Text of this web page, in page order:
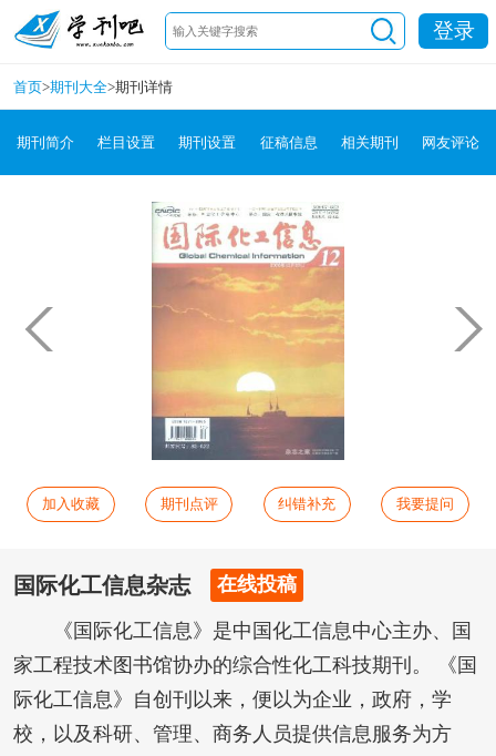
登录
首页>期刊大全>期刊详情
期刊简介 栏目设置 期刊设置 征稿信息 相关期刊 网友评论
加入收藏 期刊点评 纠错补充 我要提问
国际化工信息杂志 在线投稿
《国际化工信息》是中国化工信息中心主办、国
家工程技术图书馆协办的综合性化工科技期刊。 《国
际化工信息》自创刊以来，便以为企业，政府，学
校，以及科研、管理、商务人员提供信息服务为方